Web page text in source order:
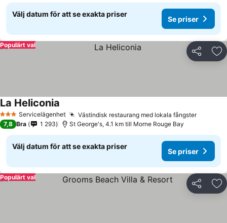
Välj datum för att se exakta priser
Se priser
Dela
Populärt val
3 StjärnorServicelägenhet Västindisk restaurang med lokala fångster
La Heliconia
7,8 Bra 1 293 St George's, 4.1 km till Morne Rouge Bay
Välj datum för att se exakta priser
Se priser
Dela
Populärt val